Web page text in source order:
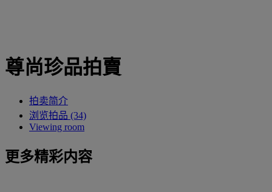
尊尚珍品拍賣
拍卖简介
浏览拍品 (34)
Viewing room
更多精彩内容